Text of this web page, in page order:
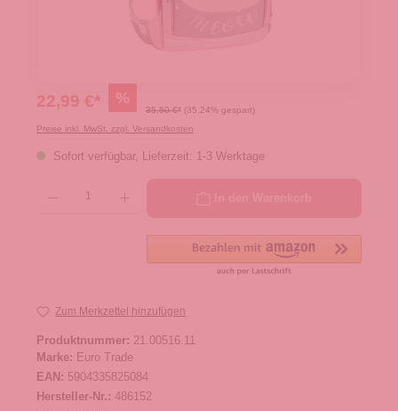
22,99 €* %
35,50 €* (35.24% gespart)
Preise inkl. MwSt. zzgl. Versandkosten
Sofort verfügbar, Lieferzeit: 1-3 Werktage
Zum Merkzettel hinzufügen
Produktnummer: 21.00516.11
Marke: Euro Trade
EAN: 5904335825084
Hersteller-Nr.: 486152